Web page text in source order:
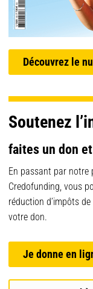
Découvrez le
Soutenez
faites un don
En passant par notre
Credofunding, vous
réduction d’impôts
votre don.
Je donne en